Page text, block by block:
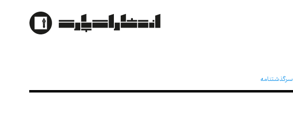
سرگذشتنامه
آشنایی با ناباکوف